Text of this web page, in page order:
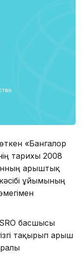
«Бангалор
тарихы 2008
ғарыштық
ұйымының
басшысы
тақырып ғарыш